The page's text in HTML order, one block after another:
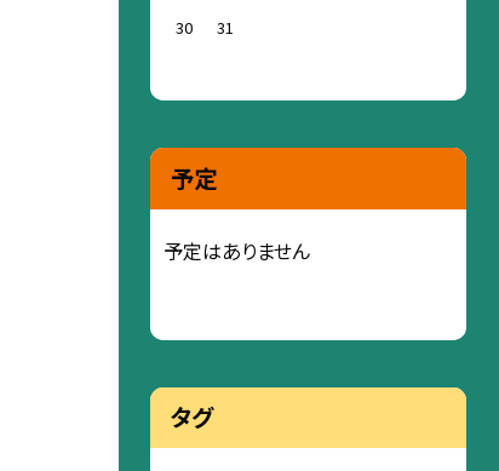
30
31
予定
予定はありません
タグ